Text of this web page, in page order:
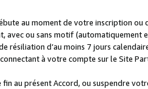
au moment de votre inscription
avec ou sans motif (automatiquement
résiliation d’au moins 7 jours
à votre compte sur le Site
au présent Accord, ou suspendre